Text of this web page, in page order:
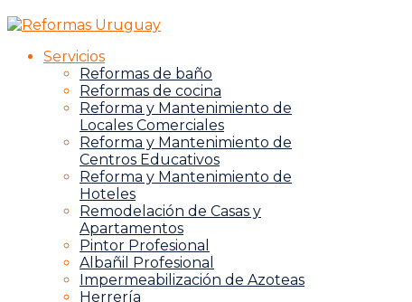
Servicios
Reformas de baño
Reformas de cocina
Reforma y Mantenimiento de
Locales Comerciales
Reforma y Mantenimiento de
Centros Educativos
Reforma y Mantenimiento de
Hoteles
Remodelación de Casas y
Apartamentos
Pintor Profesional
Albañil Profesional
Impermeabilización de Azoteas
Herrería